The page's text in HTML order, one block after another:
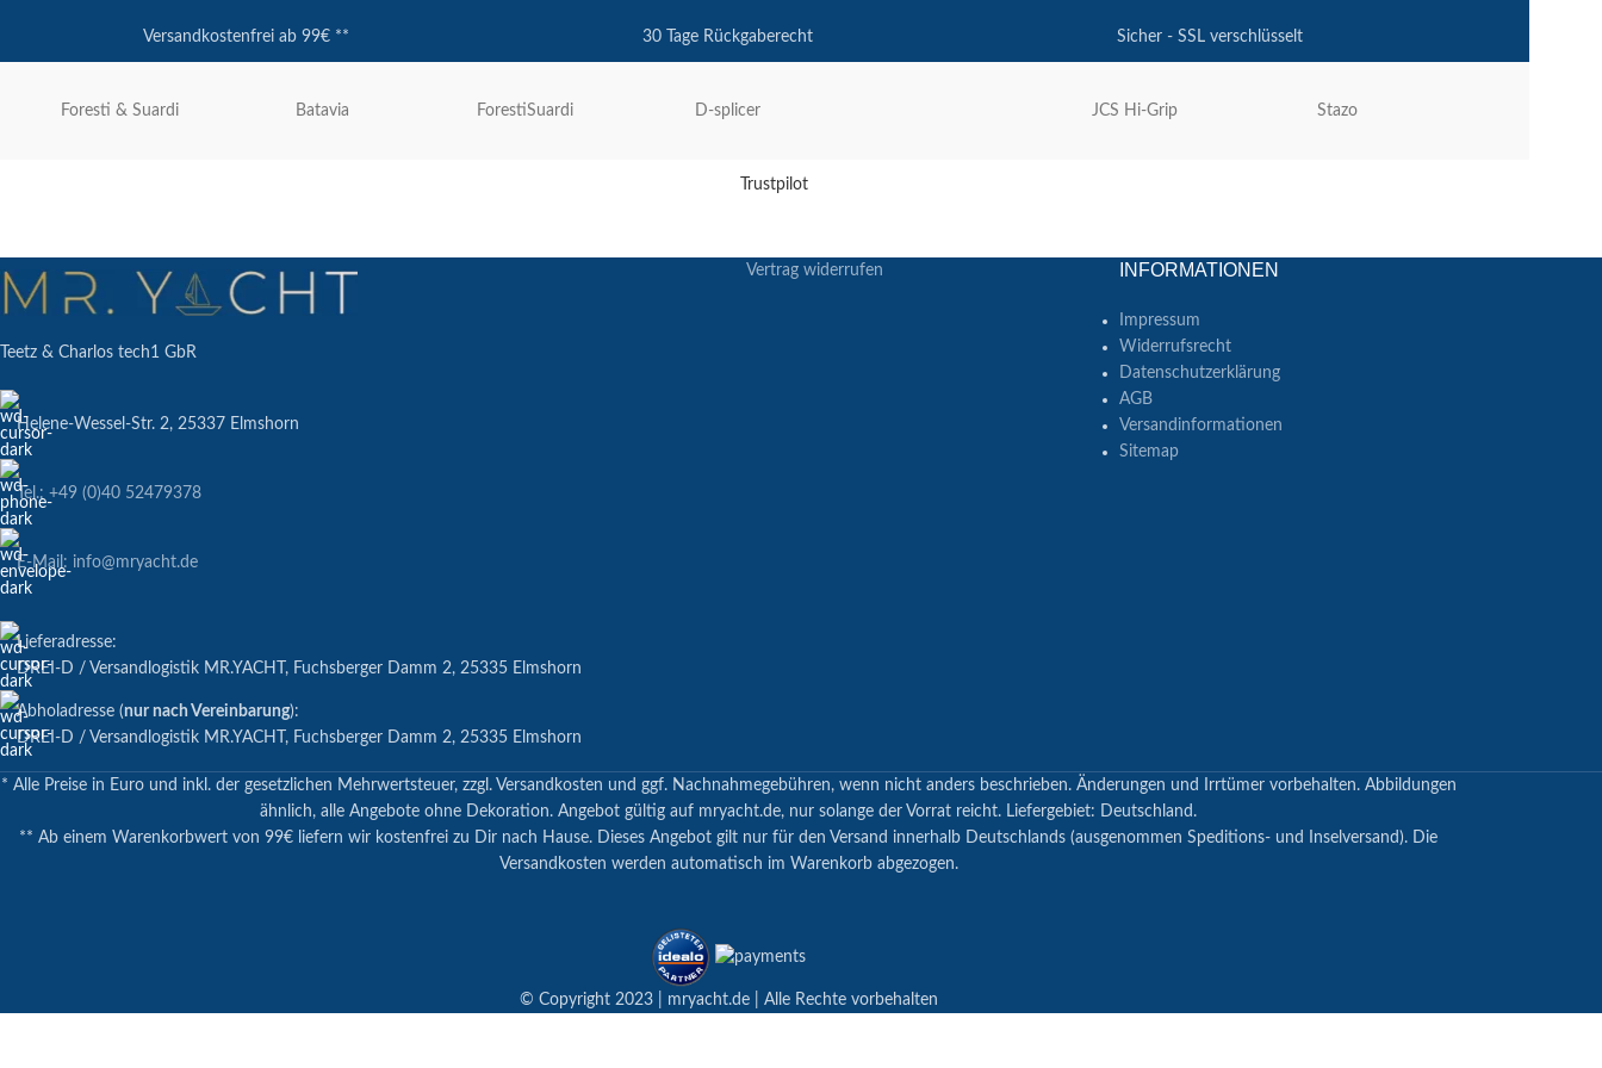
Versandkostenfrei ab 99€ ** 30 Tage Rückgaberecht Sicher - SSL verschlüsselt
Foresti & Suardi Batavia ForestiSuardi D-splicer JCS Hi-Grip Stazo
Trustpilot
Teetz & Charlos tech1 GbR
Helene-Wessel-Str. 2, 25337 Elmshorn
Tel.: +49 (0)40 52479378
E-Mail: info@mryacht.de
Lieferadresse:
DREI-D / Versandlogistik MR.YACHT, Fuchsberger Damm 2, 25335 Elmshorn
Abholadresse (nur nach Vereinbarung):
DREI-D / Versandlogistik MR.YACHT, Fuchsberger Damm 2, 25335 Elmshorn
Vertrag widerrufen INFORMATIONEN
Impressum
Widerrufsrecht
Datenschutzerklärung
AGB
Versandinformationen
Sitemap
* Alle Preise in Euro und inkl. der gesetzlichen Mehrwertsteuer, zzgl. Versandkosten und ggf. Nachnahmegebühren, wenn nicht anders beschrieben. Änderungen und Irrtümer vorbehalten. Abbildungen
ähnlich, alle Angebote ohne Dekoration. Angebot gültig auf mryacht.de, nur solange der Vorrat reicht. Liefergebiet: Deutschland.
** Ab einem Warenkorbwert von 99€ liefern wir kostenfrei zu Dir nach Hause. Dieses Angebot gilt nur für den Versand innerhalb Deutschlands (ausgenommen Speditions- und Inselversand). Die
Versandkosten werden automatisch im Warenkorb abgezogen.
© Copyright 2023 | mryacht.de | Alle Rechte vorbehalten